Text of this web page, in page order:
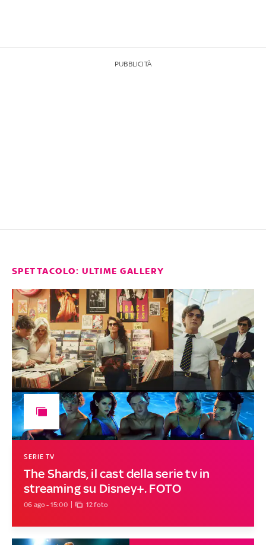
PUBBLICITÀ
SPETTACOLO: ULTIME GALLERY
The Shards, il cast della serie tv in
streaming su Disney+. FOTO
SERIE TV
06 ago - 15:00 12 foto